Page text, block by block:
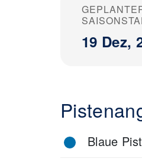
19 Dez,
Blaue